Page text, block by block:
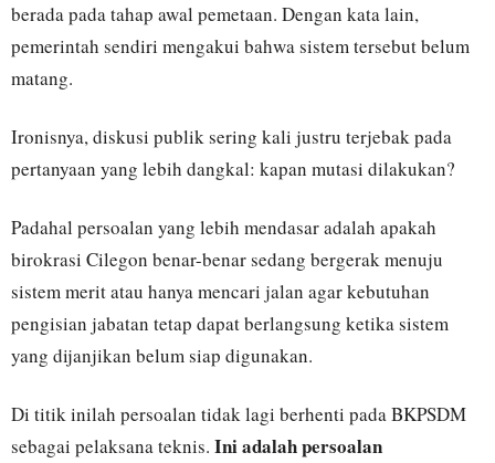
berada pada tahap awal pemetaan. Dengan kata lain,
pemerintah sendiri mengakui bahwa sistem tersebut belum
matang.
Ironisnya, diskusi publik sering kali justru terjebak pada
pertanyaan yang lebih dangkal: kapan mutasi dilakukan?
Padahal persoalan yang lebih mendasar adalah apakah
birokrasi Cilegon benar-benar sedang bergerak menuju
sistem merit atau hanya mencari jalan agar kebutuhan
pengisian jabatan tetap dapat berlangsung ketika sistem
yang dijanjikan belum siap digunakan.
Di titik inilah persoalan tidak lagi berhenti pada BKPSDM
sebagai pelaksana teknis. Ini adalah persoalan